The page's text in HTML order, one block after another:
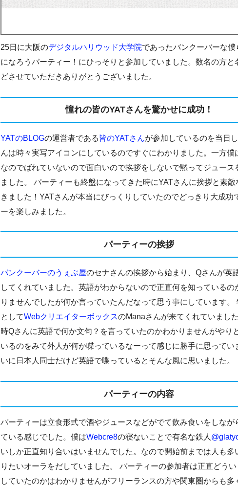
25日に大阪のデジタルハリウッド大学院であったバンクーバーな僕
になろうパーティー！にひっそりと参加していました。数名の方と
どさせていただきありがとうございました。
憧れの皆のYATさんを驚かせに成功！
YATのBLOGの運営者である皆のYATさんが参加しているのを当日
んは時々実写アイコンにしているのですぐにわかりました。一方僕
なのでばれていないので面白いので挨拶をしないで黙ってジュース
ました。 パーティーも終盤になってきた時にYATさんに挨拶と素
きました！YATさんが本当にびっくりしていたのでどっきり大成功
ーを楽しみました。
パーティーの挨拶
バンクーバーのうぇぶ屋のセナさんの挨拶から始まり、Qさんが英
してくれていました。英語がわからないので正直何を知っているの
りませんでしたが何か言っていたんだなって思う事にしています。
としてWebクリエイターボックスのManaさんが来てくれていまし
時Qさんに英語で何か文句？を言っていたのかわかりませんがやり
いるのをみて外人が何か喋っているなーって感じに勝手に思ってい
いに日本人同士だけど英語で喋っているとそんな風に思いました。
パーティーの内容
パーティーは立食形式で酒やジュースなどがでて飲み食いをしなが
ている感じでした。僕はWebcre8の寝ないことで有名な鉄人
いしか正直知り合いはいませんでした。なので開始前までは人も多
りたいオーラをだしていました。 パーティーの参加者は正直どう
していたのかはわかりませんがフリーランスの方や関東圏からも多